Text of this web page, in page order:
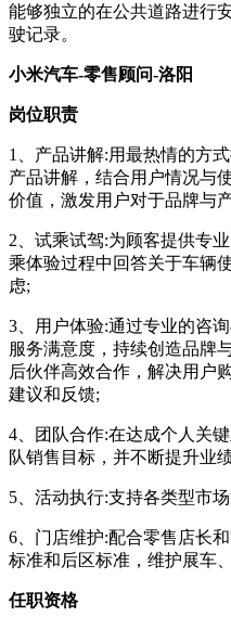
能够独立的在公共道路进行
驶记录。
小米汽车-零售顾问-洛阳
岗位职责
1、产品讲解:用最热情的方
产品讲解，结合用户情况与
价值，激发用户对于品牌与
2、试乘试驾:为顾客提供专
乘体验过程中回答关于车辆
虑;
3、用户体验:通过专业的咨
服务满意度，持续创造品牌
后伙伴高效合作，解决用户
建议和反馈;
4、团队合作:在达成个人关
队销售目标，并不断提升业
5、活动执行:支持各类型市
6、门店维护:配合零售店长
标准和后区标准，维护展车
任职资格